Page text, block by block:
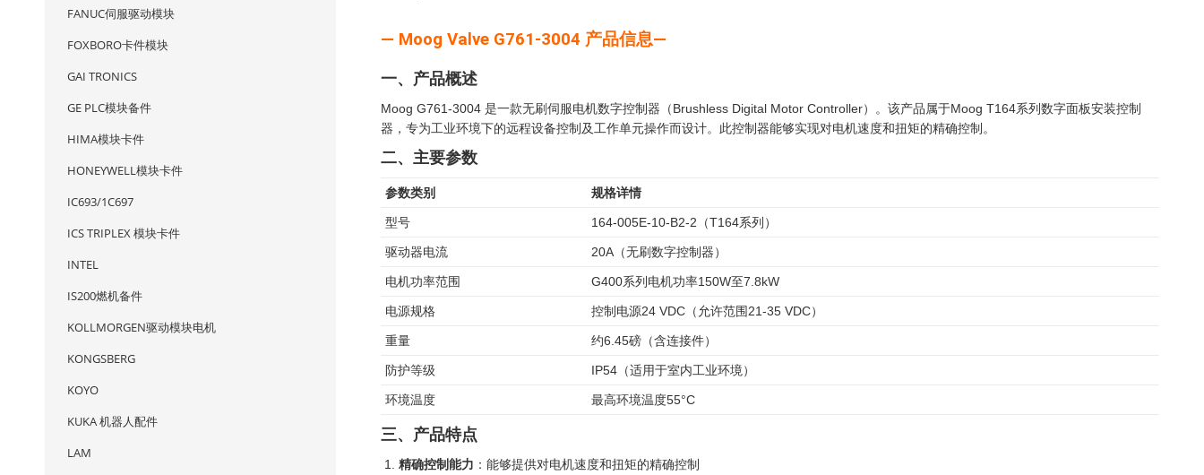
— Moog Valve G761-3004 产品信息—
一、产品概述
Moog G761-3004 是一款无刷伺服电机数字控制器（Brushless Digital Motor Controller）。该产品属于Moog T164系列数字面板安装控制
器，专为工业环境下的远程设备控制及工作单元操作而设计。此控制器能够实现对电机速度和扭矩的精确控制。
二、主要参数
参数类别 规格详情
型号 164-005E-10-B2-2（T164系列）
驱动器电流 20A（无刷数字控制器）
电机功率范围 G400系列电机功率150W至7.8kW
电源规格 控制电源24 VDC（允许范围21-35 VDC）
重量 约6.45磅（含连接件）
防护等级 IP54（适用于室内工业环境）
环境温度 最高环境温度55°C
三、产品特点
精确控制能力 ：能够提供对电机速度和扭矩的精确控制
FANUC伺服驱动模块
FOXBORO卡件模块
GAI TRONICS
GE PLC模块备件
HIMA模块卡件
HONEYWELL模块卡件
IC693/1C697
ICS TRIPLEX 模块卡件
INTEL
IS200燃机备件
KOLLMORGEN驱动模块电机
KONGSBERG
KOYO
KUKA 机器人配件
LAM